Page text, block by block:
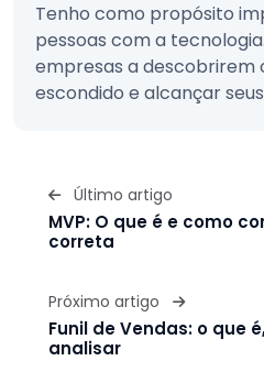
Tenho como propósito
pessoas com a
empresas a descobrirem
escondido e alcançar
Último artigo
MVP: O que é e como
correta
Próximo artigo
Funil de Vendas: o que
analisar